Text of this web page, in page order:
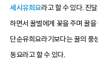
세시유희요라고 할 수 있다. 진
하면서 꿀벌에게 꽃을 주며 꿀
단순유희요라기보다는 꿀의 풍
동요라고 할 수 있다.